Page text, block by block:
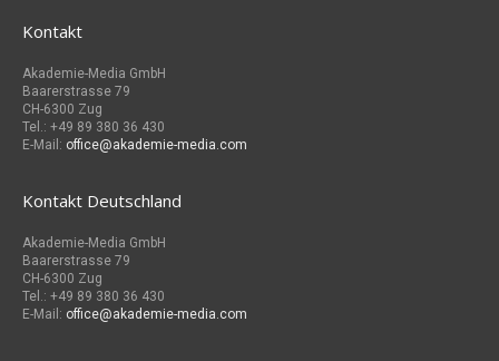
Kontakt
Akademie-Media GmbH
Baarerstrasse 79
CH-6300 Zug
Tel.: +49 89 380 36 430
E-Mail: office@akademie-media.com
Kontakt Deutschland
Akademie-Media GmbH
Baarerstrasse 79
CH-6300 Zug
Tel.: +49 89 380 36 430
E-Mail: office@akademie-media.com